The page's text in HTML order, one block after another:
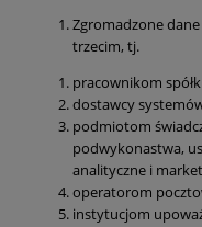
Zgromadzone
trzecim, tj.
pracownikom
dostawcy
podmiotom
podwykonastwa,
analityczne i
operatorom
instytucjom